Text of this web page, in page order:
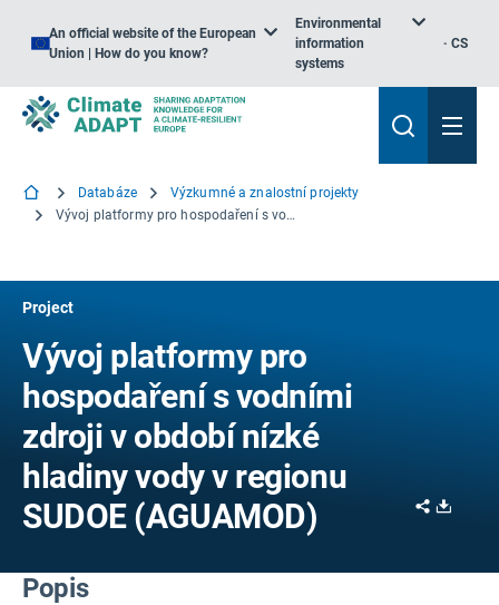
An official website of the European
Union | How do you know?
Environmental
information
systems
CS
Databáze
Výzkumné a znalostní projekty
Vývoj platformy pro hospodaření s vodními zdroji v období nízké hladiny vody v regionu SUDOE
Project
Vývoj platformy pro
hospodaření s vodními
zdroji v období nízké
hladiny vody v regionu
SUDOE (AGUAMOD)
Share
Popis